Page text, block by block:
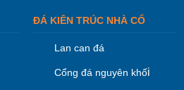
ĐÁ KIÊN TRÚC NHÀ CỔ
Lan can đá
Cổng đá nguyên khối